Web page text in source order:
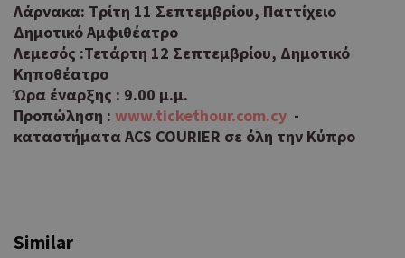
Λάρνακα: Tρίτη 11 Σεπτεμβρίου, Παττίχειο
Δημοτικό Αμφιθέατρο
Λεμεσός :Τετάρτη 12 Σεπτεμβρίου, Δημοτικό
Κηποθέατρο
Ώρα έναρξης : 9.00 μ.μ.
Προπώληση : www.tickethour.com.cy -
καταστήματα ACS COURIER σε όλη την Κύπρο
Similar